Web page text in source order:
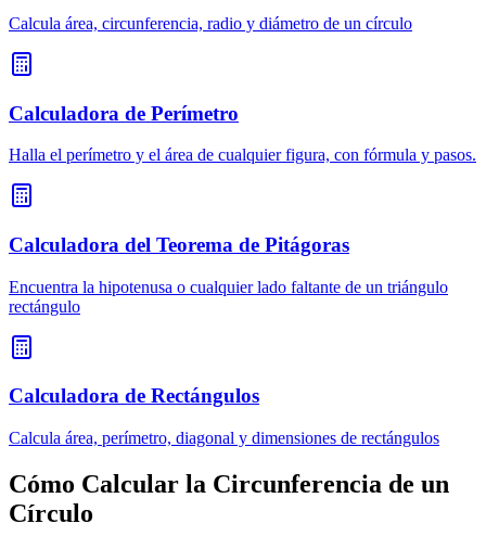
Calcula área, circunferencia, radio y diámetro de un círculo
Calculadora de Perímetro
Halla el perímetro y el área de cualquier figura, con fórmula y pasos.
Calculadora del Teorema de Pitágoras
Encuentra la hipotenusa o cualquier lado faltante de un triángulo
rectángulo
Calculadora de Rectángulos
Calcula área, perímetro, diagonal y dimensiones de rectángulos
Cómo Calcular la Circunferencia de un
Círculo